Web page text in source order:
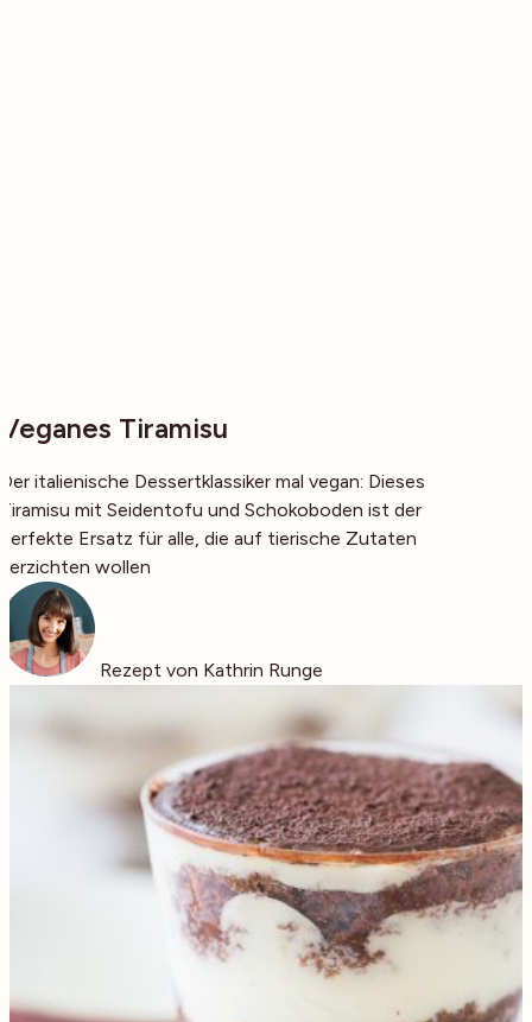
Veganes Tiramisu
Der italienische Dessertklassiker mal vegan: Dieses
Tiramisu mit Seidentofu und Schokoboden ist der
perfekte Ersatz für alle, die auf tierische Zutaten
verzichten wollen
Rezept von Kathrin Runge